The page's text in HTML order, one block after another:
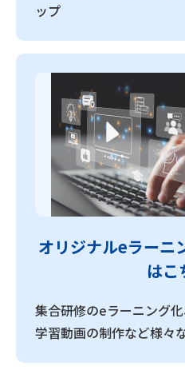
ップ
オリジナルeラーニ
はこ
集合研修のeラーニング
学習動画の制作など様々